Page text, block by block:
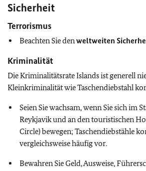
Sicherheit
Terrorismus
Beachten Sie denweltweiten
Kriminalität
Die Kriminalitätsrate Islands ist generell
Kleinkriminalität wie Taschendiebstahl
Seien Sie wachsam, wenn Sie sich im
Reykjavik und an den touristischen
Circle) bewegen; Taschendiebstähle
vergleichsweise häufig vor.
Bewahren Sie Geld, Ausweise,